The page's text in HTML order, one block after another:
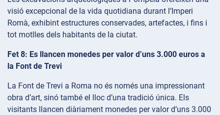
visió excepcional de la vida quotidiana durant l’Imperi
Romà, exhibint estructures conservades, artefactes, i fins i
tot motlles dels habitants de la ciutat.
Fet 8: Es llancen monedes per valor d’uns 3.000 euros a
la Font de Trevi
La Font de Trevi a Roma no és només una impressionant
obra d’art, sinó també el lloc d’una tradició única. Els
visitants llancen diàriament monedes per valor d’uns 3.000